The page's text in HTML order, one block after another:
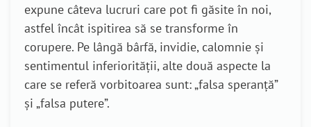
expune câteva lucruri care pot fi găsite în noi,
astfel încât ispitirea să se transforme în
corupere. Pe lângă bârfă, invidie, calomnie și
sentimentul inferiorității, alte două aspecte la
care se referă vorbitoarea sunt: „falsa speranță”
și „falsa putere”.